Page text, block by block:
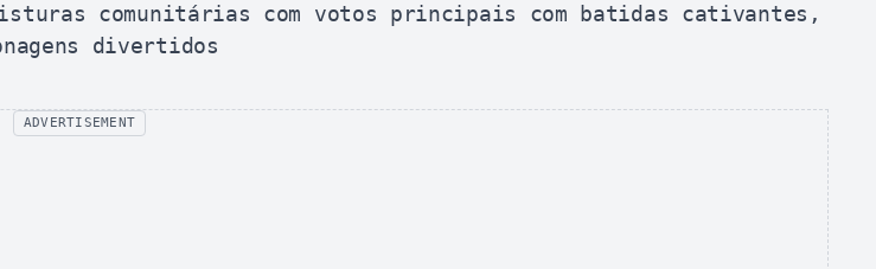
comunitárias com votos principais com batidas cativantes,
divertidos
ADVERTISEMENT